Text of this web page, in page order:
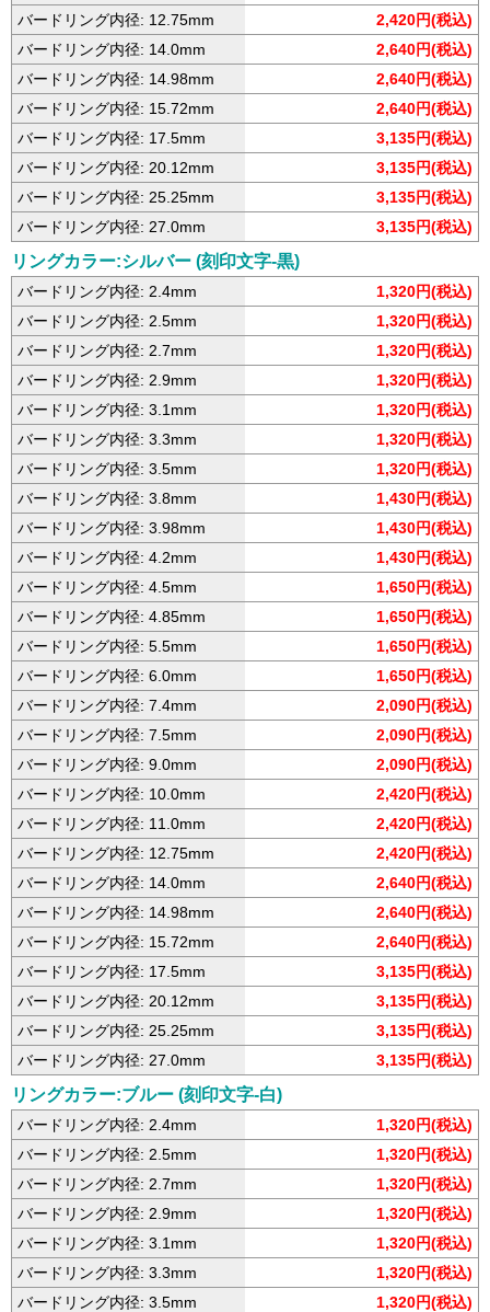
バードリング内径: 12.75mm
2,420円(税込)
バードリング内径: 14.0mm
2,640円(税込)
バードリング内径: 14.98mm
2,640円(税込)
バードリング内径: 15.72mm
2,640円(税込)
バードリング内径: 17.5mm
3,135円(税込)
バードリング内径: 20.12mm
3,135円(税込)
バードリング内径: 25.25mm
3,135円(税込)
バードリング内径: 27.0mm
3,135円(税込)
リングカラー:シルバー (刻印文字-黒)
バードリング内径: 2.4mm
1,320円(税込)
バードリング内径: 2.5mm
1,320円(税込)
バードリング内径: 2.7mm
1,320円(税込)
バードリング内径: 2.9mm
1,320円(税込)
バードリング内径: 3.1mm
1,320円(税込)
バードリング内径: 3.3mm
1,320円(税込)
バードリング内径: 3.5mm
1,320円(税込)
バードリング内径: 3.8mm
1,430円(税込)
バードリング内径: 3.98mm
1,430円(税込)
バードリング内径: 4.2mm
1,430円(税込)
バードリング内径: 4.5mm
1,650円(税込)
バードリング内径: 4.85mm
1,650円(税込)
バードリング内径: 5.5mm
1,650円(税込)
バードリング内径: 6.0mm
1,650円(税込)
バードリング内径: 7.4mm
2,090円(税込)
バードリング内径: 7.5mm
2,090円(税込)
バードリング内径: 9.0mm
2,090円(税込)
バードリング内径: 10.0mm
2,420円(税込)
バードリング内径: 11.0mm
2,420円(税込)
バードリング内径: 12.75mm
2,420円(税込)
バードリング内径: 14.0mm
2,640円(税込)
バードリング内径: 14.98mm
2,640円(税込)
バードリング内径: 15.72mm
2,640円(税込)
バードリング内径: 17.5mm
3,135円(税込)
バードリング内径: 20.12mm
3,135円(税込)
バードリング内径: 25.25mm
3,135円(税込)
バードリング内径: 27.0mm
3,135円(税込)
リングカラー:ブルー (刻印文字-白)
バードリング内径: 2.4mm
1,320円(税込)
バードリング内径: 2.5mm
1,320円(税込)
バードリング内径: 2.7mm
1,320円(税込)
バードリング内径: 2.9mm
1,320円(税込)
バードリング内径: 3.1mm
1,320円(税込)
バードリング内径: 3.3mm
1,320円(税込)
バードリング内径: 3.5mm
1,320円(税込)